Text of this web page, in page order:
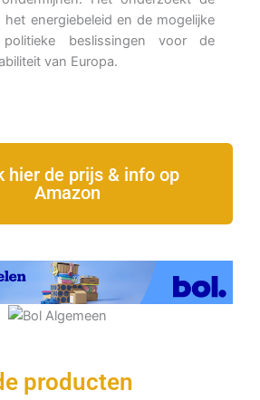
energiebeleid en de mogelijke
beslissingen voor de
van Europa.
hier de prijs & info op
Amazon
producten